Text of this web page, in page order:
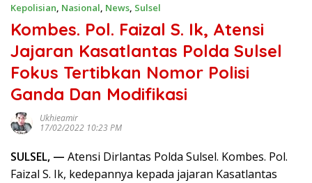
Kepolisian, Nasional, News, Sulsel
Kombes. Pol. Faizal S. Ik, Atensi
Jajaran Kasatlantas Polda Sulsel
Fokus Tertibkan Nomor Polisi
Ganda Dan Modifikasi
Ukhieamir
17/02/2022 10:23 PM
SULSEL, — Atensi Dirlantas Polda Sulsel. Kombes. Pol.
Faizal S. Ik, kedepannya kepada jajaran Kasatlantas